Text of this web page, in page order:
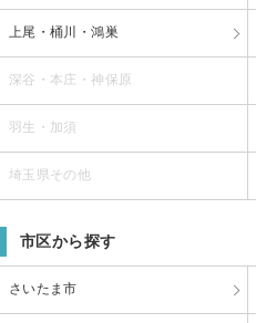
上尾・桶川・鴻巣
深谷・本庄・神保原
羽生・加須
埼玉県その他
市区から探す
さいたま市